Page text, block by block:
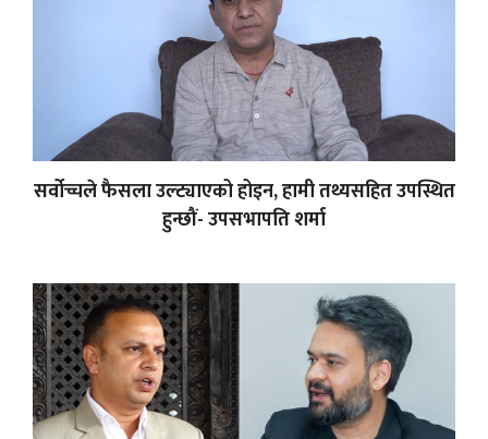
सर्वोच्चले फैसला उल्ट्याएको होइन, हामी तथ्यसहित उपस्थित
हुन्छौं- उपसभापति शर्मा